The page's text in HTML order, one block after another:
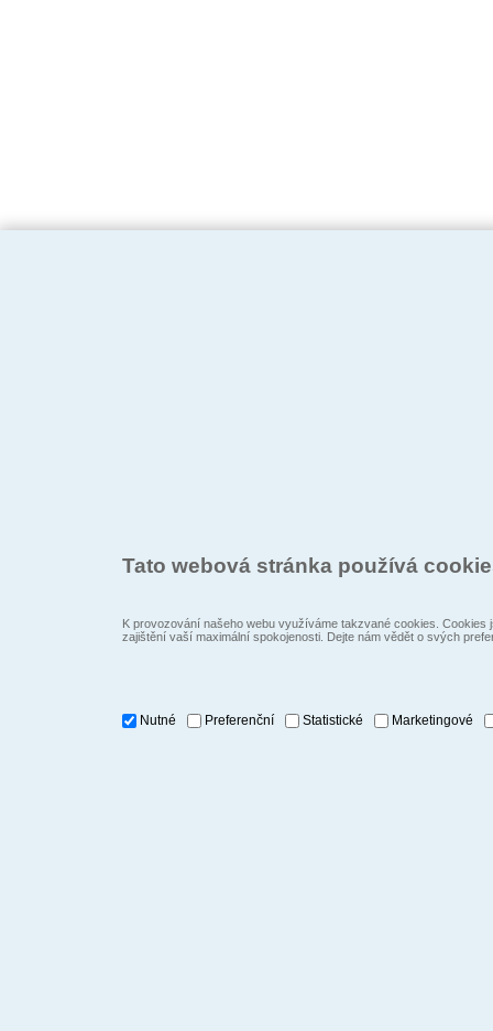
Tato webová stránka používá
K provozování našeho webu využíváme takzvané cookies.
zajištění vaší maximální spokojenosti. Dejte nám vědět o svých
Nutné Preferenční Statistické Marketingové